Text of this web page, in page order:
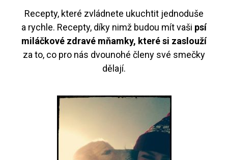
Recepty, které zvládnete ukuchtit jednoduše
a rychle. Recepty, díky nimž budou mít vaši psí
miláčkové zdravé mňamky, které si zaslouží
za to, co pro nás dvounohé členy své smečky
dělají.